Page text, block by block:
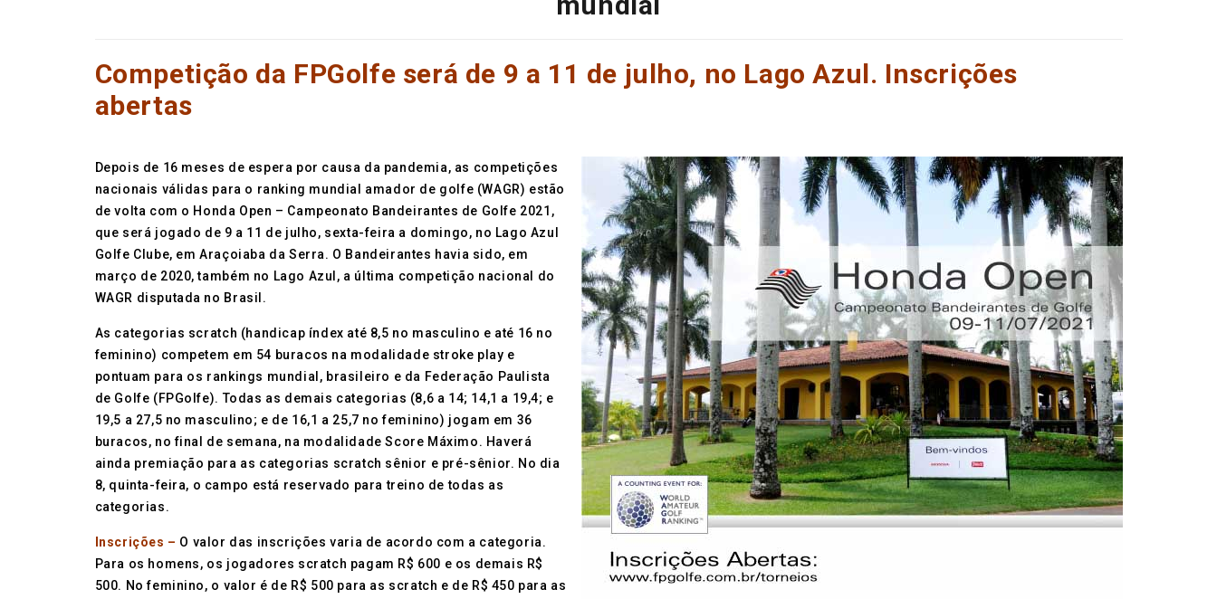
Competição da FPGolfe será de 9 a 11 de julho, no Lago Azul. Inscrições
abertas
Depois de 16 meses de espera por causa da pandemia, as competições
nacionais válidas para o ranking mundial amador de golfe (WAGR) estão
de volta com o Honda Open – Campeonato Bandeirantes de Golfe 2021,
que será jogado de 9 a 11 de julho, sexta-feira a domingo, no Lago Azul
Golfe Clube, em Araçoiaba da Serra. O Bandeirantes havia sido, em
março de 2020, também no Lago Azul, a última competição nacional do
WAGR disputada no Brasil.
As categorias scratch (handicap índex até 8,5 no masculino e até 16 no
feminino) competem em 54 buracos na modalidade stroke play e
pontuam para os rankings mundial, brasileiro e da Federação Paulista
de Golfe (FPGolfe). Todas as demais categorias (8,6 a 14; 14,1 a 19,4; e
19,5 a 27,5 no masculino; e de 16,1 a 25,7 no feminino) jogam em 36
buracos, no final de semana, na modalidade Score Máximo. Haverá
ainda premiação para as categorias scratch sênior e pré-sênior. No dia
8, quinta-feira, o campo está reservado para treino de todas as
categorias.
Inscrições – O valor das inscrições varia de acordo com a categoria.
Para os homens, os jogadores scratch pagam R$ 600 e os demais R$
500. No feminino, o valor é de R$ 500 para as scratch e de R$ 450 para as